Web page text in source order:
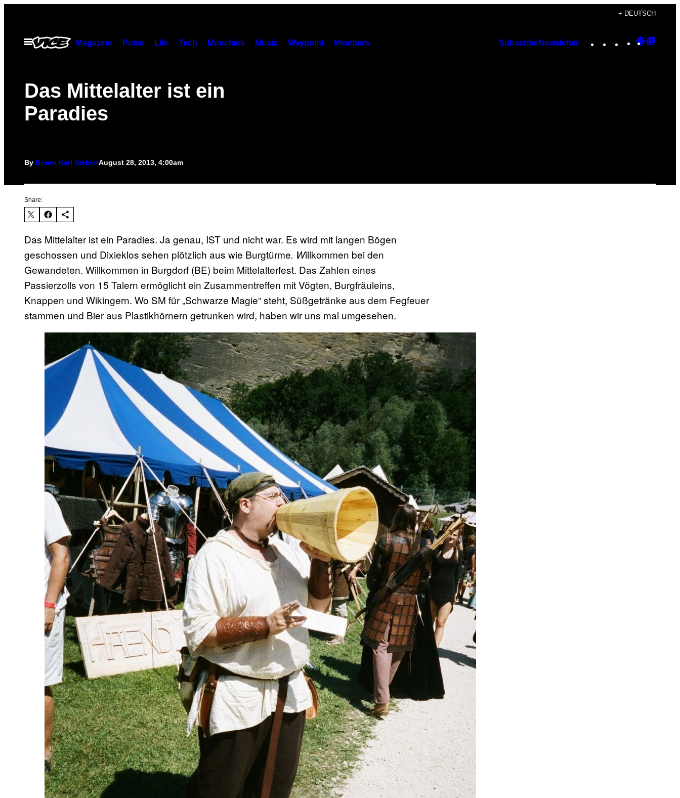
content
+ DEUTSCH
Open
Menu
Magazine Pulse Life Tech Munchies Music Waypoint Members SubscribeNewsletter Instagram
TikTok
YouTube
Google
Das Mittelalter ist ein
Paradies
By Bruno Karl SteblerAugust 28, 2013, 4:00am
Share:
Das Mittelalter ist ein Paradies. Ja genau, IST und nicht war. Es wird mit langen Bögen
geschossen und Dixieklos sehen plötzlich aus wie Burgtürme. Willkommen bei den
Gewandeten. Willkommen in Burgdorf (BE) beim Mittelalterfest. Das Zahlen eines
Passierzolls von 15 Talern ermöglicht ein Zusammentreffen mit Vögten, Burgfräuleins,
Knappen und Wikingern. Wo SM für „Schwarze Magie“ steht, Süßgetränke aus dem Fegfeuer
stammen und Bier aus Plastikhörnern getrunken wird, haben wir uns mal umgesehen.